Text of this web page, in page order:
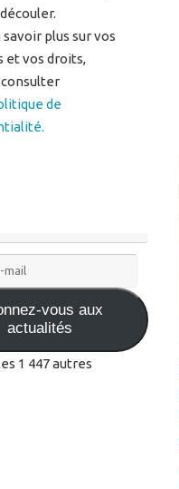
savoir plus sur vos
et vos droits,
de
vous aux
actualités
1 447 autres